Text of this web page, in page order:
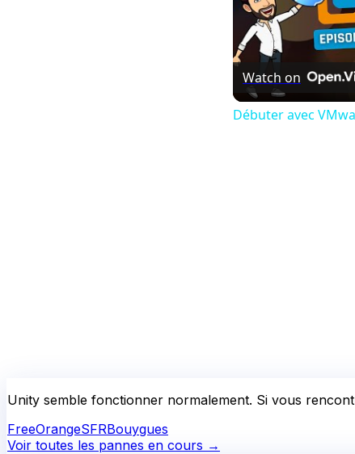
Watch on
Débuter avec
Unity semble fonctionner normalement. Si vous
FreeOrangeSFRBouygues
Voir toutes les pannes en cours →